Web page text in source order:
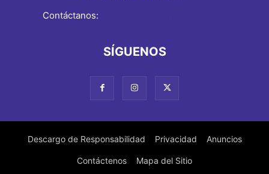
Contáctanos:
SÍGUENOS
Descargo de Responsabilidad Privacidad Anuncios
Contáctenos Mapa del Sitio